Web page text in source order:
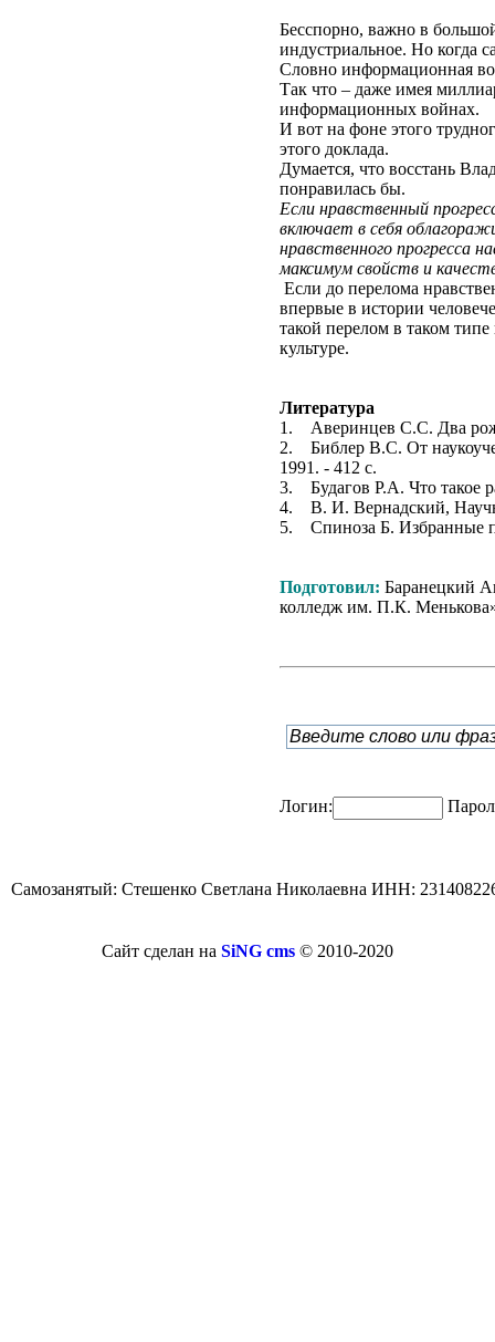
Бесспорно, важно в
индустриальное. Но когда
Словно информационная
Так что – даже имея
информационных войнах.
И вот на фоне этого
этого доклада.
Думается, что восстань
понравилась бы.
Если нравственный
включает в себя
нравственного прогресса
максимум свойств и
Если до перелома
впервые в истории
такой перелом в таком
культуре.
Литература
1.
Аверинцев С.С. Два
2.
Библер В.С. От
1991. - 412 с.
3.
Будагов Р.А. Что такое
4.
В. И. Вернадский,
5.
Спиноза Б. Избранные
Подготовил: Баранецкий
колледж им. П.К.
Логин:
Самозанятый: Стешенко Светлана Николаевна ИНН:
Сайт сделан на SiNG cms © 2010-2020